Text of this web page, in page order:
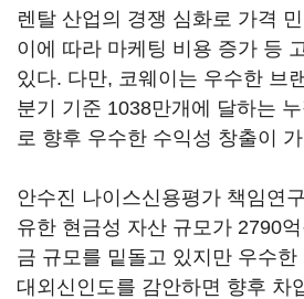
렌탈 산업의 경쟁 심화로 가격
이에 따라 마케팅 비용 증가 등
있다. 다만, 코웨이는 우수한 브
분기 기준 1038만개에 달하는
로 향후 우수한 수익성 창출이
안수진 나이스신용평가 책임연
유한 현금성 자산 규모가 2790
금 규모를 밑돌고 있지만 우수
대외신인도를 감안하면 향후 차